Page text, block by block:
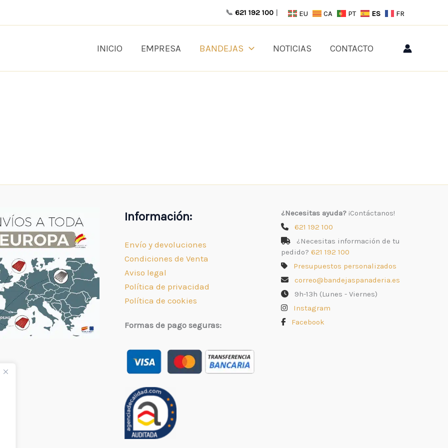
📞 621 192 100 | EU CA PT ES FR
INICIO EMPRESA BANDEJAS NOTICIAS CONTACTO
Información:
Envío y devoluciones
Condiciones de Venta
Aviso legal
Política de privacidad
Política de cookies
Formas de pago seguras:
¿Necesitas ayuda?¡Contáctanos!
621 192 100
¿Necesitas información de tu
pedido? 621 192 100
Presupuestos personalizados
correo@bandejaspanaderia.es
9h-13h (Lunes - Viernes)
Instagram
Facebook